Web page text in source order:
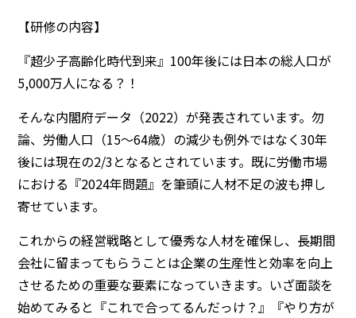
【研修の内容】
『超少子高齢化時代到来』100年後には日本の総人口が
5,000万人になる？！
そんな内閣府データ（2022）が発表されています。勿
論、労働人口（15～64歳）の減少も例外ではなく30年
後には現在の2/3となるとされています。既に労働市場
における『2024年問題』を筆頭に人材不足の波も押し
寄せています。
これからの経営戦略として優秀な人材を確保し、長期間
会社に留まってもらうことは企業の生産性と効率を向上
させるための重要な要素になっていきます。いざ面談を
始めてみると『これで合ってるんだっけ？』『やり方が